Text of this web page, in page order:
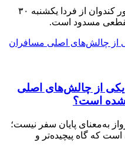
رئیس پلیس راه مازندران گفت: محور کندوان از فردا یکشنبه ۳۰
مسدود است.
یکی از چالش‌های اصلی
شده است؟
به‌معنای پایان سفر نیست؛
است که گاه پیچیده‌تر و